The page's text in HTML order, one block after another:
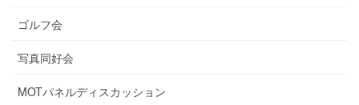
ゴルフ会
写真同好会
MOTパネルディスカッション